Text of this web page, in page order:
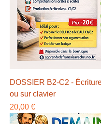
DOSSIER B2-C2 -
ou sur clavier
Preço
20,00 €